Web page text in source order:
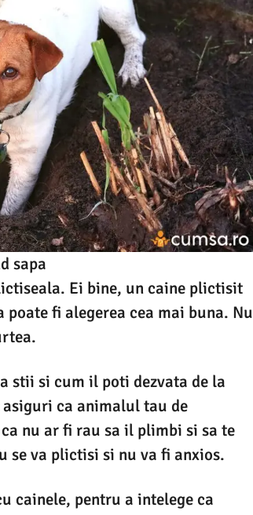
sapa
Ei bine, un caine plictisit
fi alegerea cea mai buna. Nu
stii si cum il poti dezvata de la
ca animalul tau de
nu ar fi rau sa il plimbi si sa te
se va plictisi si nu va fi anxios.
cainele, pentru a intelege ca